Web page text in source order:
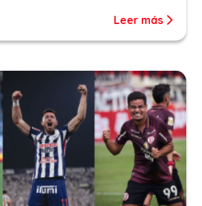
Leer más